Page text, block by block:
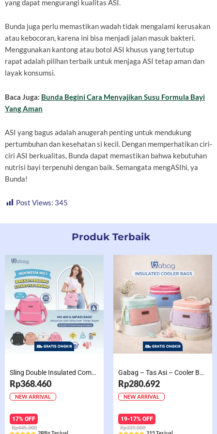
yang dapat mengurangi kualitas ASI.
Bunda juga perlu memastikan wadah tidak mengalami kerusakan
atau kebocoran, karena ini bisa menjadi jalan masuk bakteri.
Menggunakan kantong atau botol ASI khusus yang tertutup
rapat adalah pilihan terbaik untuk menjaga ASI tetap aman dan
layak konsumsi.
Baca Juga: Bunda Begini Cara Menyajikan Susu Formula Bayi
Yang Aman
ASI yang bagus adalah anugerah penting untuk mendukung
pertumbuhan dan kesehatan si kecil. Dengan memperhatikan ciri-
ciri ASI berkualitas, Bunda dapat memastikan bahwa kebutuhan
nutrisi bayi terpenuhi dengan baik. Semangata mengASIhi, ya
Bunda!
Post Views: 345
Produk Terbaik
Sling Double Insulated Compartment Cappucino Black, Creamy, Salem, Chocolate
Rp368.460
NEW ARRIVAL
17% OFF
Rp445.000
2RB+ Terjual
Gabag – Tas Asi – Cooler Bag Sling Single Compartment Mint Grape Bubble
Rp280.692
NEW ARRIVAL
19-17% OFF
Rp339.000
215 Terjual